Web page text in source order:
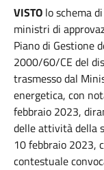
VISTO lo schema
ministri di
Piano di Gestione
2000/60/CE del
trasmesso dal
energetica, con
febbraio 2023,
delle attività della
10 febbraio 2023,
contestuale